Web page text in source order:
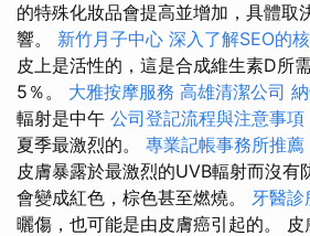
的特殊化妝品會提高並增加，具體取
響。 新竹月子中心 深入了解SEO的
皮上是活性的，這是合成維生素D所
5％。 大雅按摩服務 高雄清潔公司
輻射是中午 公司登記流程與注意事項
夏季最激烈的。 專業記帳事務所推薦
皮膚暴露於最激烈的UVB輻射而沒有
會變成紅色，棕色甚至燃燒。 牙醫診
曬傷，也可能是由皮膚癌引起的。